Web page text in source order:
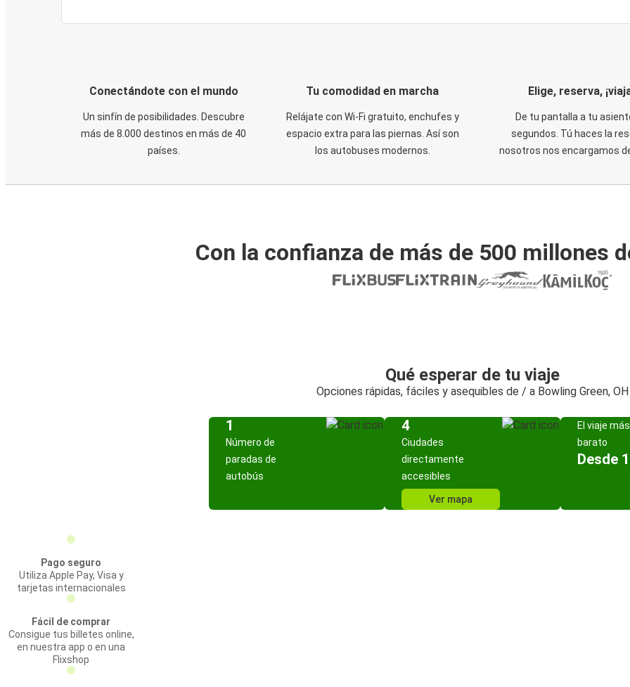
Conectándote con el mundo
Un sinfín de posibilidades. Descubre
más de 8.000 destinos en más de 40
países.
Tu comodidad en marcha
Relájate con Wi-Fi gratuito, enchufes y
espacio extra para las piernas. Así son
los autobuses modernos.
Elige, reserva,
De tu pantalla a tu
segundos. Tú haces la
nosotros nos encargamos
Con la confianza de más de 500 millones
Qué esperar de tu viaje
Opciones rápidas, fáciles y asequibles de / a Bowling Green, OH
1
Número de
paradas de
autobús
4
Ciudades
directamente
accesibles
Ver mapa
El viaje más
barato
Desde
Pago seguro
Utiliza Apple Pay, Visa y
tarjetas internacionales
Fácil de comprar
Consigue tus billetes online,
en nuestra app o en una
Flixshop